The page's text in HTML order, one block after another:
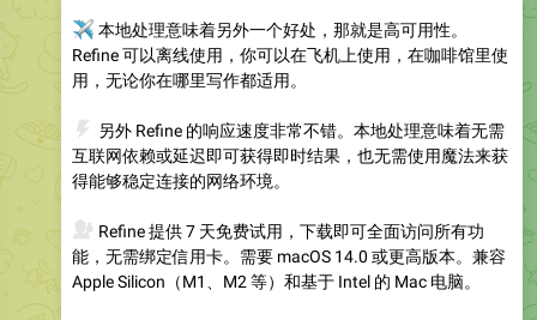
本地处理意味着另外一个好处，那就是高可用性。
Refine 可以离线使用，你可以在飞机上使用，在咖啡馆里使
用，无论你在哪里写作都适用。
另外 Refine 的响应速度非常不错。本地处理意味着无需
互联网依赖或延迟即可获得即时结果，也无需使用魔法来获
得能够稳定连接的网络环境。
Refine 提供 7 天免费试用，下载即可全面访问所有功
能，无需绑定信用卡。需要 macOS 14.0 或更高版本。兼容
Apple Silicon（M1、M2 等）和基于 Intel 的 Mac 电脑。